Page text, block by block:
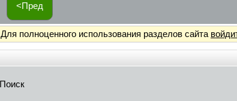
<Пред
Для полноценного использования разделов сайта
Поиск